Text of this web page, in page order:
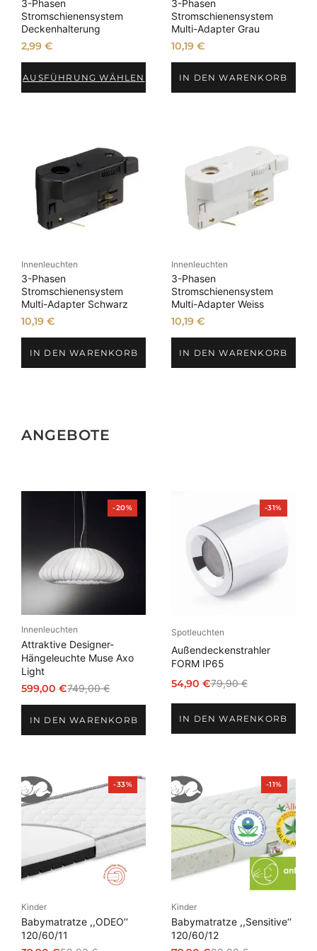
3-Phasen
Stromschienensystem
Deckenhalterung
2,99€
AUSFÜHRUNG WÄHLEN
3-Phasen
Stromschienensystem
Multi-Adapter Grau
10,19 €
IN DEN WARENKORB
Innenleuchten
3-Phasen
Stromschienensystem
Multi-Adapter Schwarz
10,19€
IN DEN WARENKORB
Innenleuchten
3-Phasen
Stromschienensystem
Multi-Adapter Weiss
10,19 €
IN DEN WARENKORB
ANGEBOTE
-20%Produkt
im
Innenleuchten
Attraktive Designer-
Hängeleuchte Muse Axo
Light
749,00€
Ursprünglicher
war:
599,00€
Aktueller
ist:IN DEN WARENKORB
-31%Produkt
im
Spotleuchten
Außendeckenstrahler
FORM IP65
79,90€
Ursprünglicher
Preis
war:
79,90 €
54,90 €
Aktueller
Preis
ist:
54,90 €.
IN DEN WARENKORB
-33%Produkt
im
Kinder
Babymatratze ,,ODEO‘‘
120/60/11
-11%Produkt
im
Angebot
Kinder
Babymatratze ,,Sensitive‘‘
120/60/12